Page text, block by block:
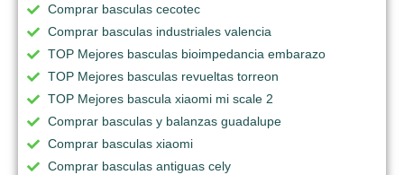
Comprar basculas cecotec
Comprar basculas industriales valencia
TOP Mejores basculas bioimpedancia embarazo
TOP Mejores basculas revueltas torreon
TOP Mejores bascula xiaomi mi scale 2
Comprar basculas y balanzas guadalupe
Comprar basculas xiaomi
Comprar basculas antiguas cely